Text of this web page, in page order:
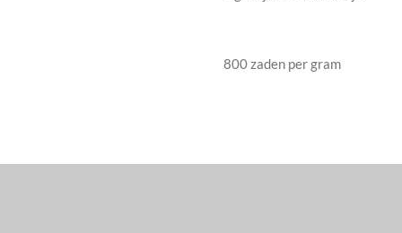
800 zaden per gram